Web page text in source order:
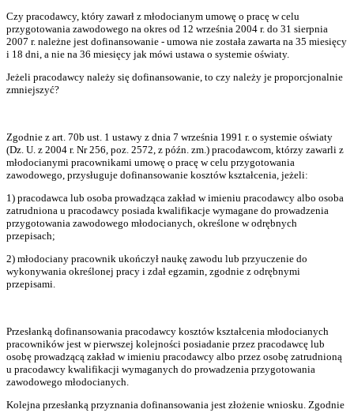
Czy pracodawcy, który zawarł z młodocianym umowę o pracę w celu
przygotowania zawodowego na okres od 12 września 2004 r. do 31 sierpnia
2007 r. należne jest dofinansowanie - umowa nie została zawarta na 35 miesięcy
i 18 dni, a nie na 36 miesięcy jak mówi ustawa o systemie oświaty.
Jeżeli pracodawcy należy się dofinansowanie, to czy należy je proporcjonalnie
zmniejszyć?
Zgodnie z art. 70b ust. 1 ustawy z dnia 7 września 1991 r. o systemie oświaty
(Dz. U. z 2004 r. Nr 256, poz. 2572, z późn. zm.) pracodawcom, którzy zawarli z
młodocianymi pracownikami umowę o pracę w celu przygotowania
zawodowego, przysługuje dofinansowanie kosztów kształcenia, jeżeli:
1) pracodawca lub osoba prowadząca zakład w imieniu pracodawcy albo osoba
zatrudniona u pracodawcy posiada kwalifikacje wymagane do prowadzenia
przygotowania zawodowego młodocianych, określone w odrębnych
przepisach;
2) młodociany pracownik ukończył naukę zawodu lub przyuczenie do
wykonywania określonej pracy i zdał egzamin, zgodnie z odrębnymi
przepisami.
Przesłanką dofinansowania pracodawcy kosztów kształcenia młodocianych
pracowników jest w pierwszej kolejności posiadanie przez pracodawcę lub
osobę prowadzącą zakład w imieniu pracodawcy albo przez osobę zatrudnioną
u pracodawcy kwalifikacji wymaganych do prowadzenia przygotowania
zawodowego młodocianych.
Kolejna przesłanką przyznania dofinansowania jest złożenie wniosku. Zgodnie